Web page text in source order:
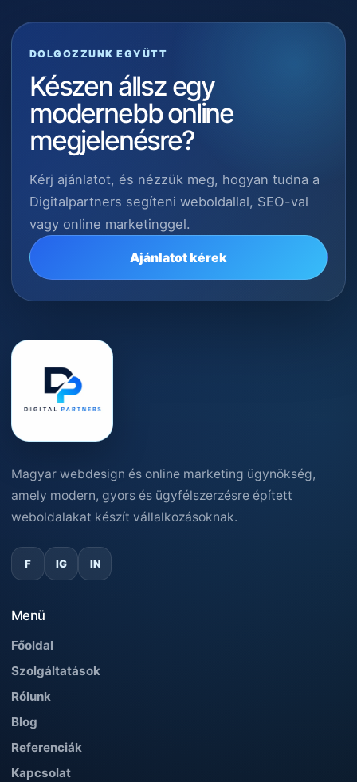
DOLGOZZUNK EGYÜTT
Készen állsz egy
modernebb online
megjelenésre?
Kérj ajánlatot, és nézzük meg, hogyan tudna a
Digitalpartners segíteni weboldallal, SEO-val
vagy online marketinggel.
Ajánlatot kérek
Magyar webdesign és online marketing ügynökség,
amely modern, gyors és ügyfélszerzésre épített
weboldalakat készít vállalkozásoknak.
F IG IN
Menü
Főoldal
Szolgáltatások
Rólunk
Blog
Referenciák
Kapcsolat